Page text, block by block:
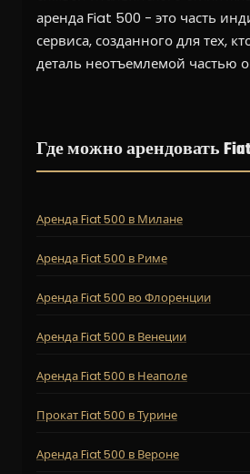
аренда Fiat 500 - это часть
сервиса, созданного для тех,
деталь неотъемлемой частью
Где можно арендовать
Аренда Fiat 500 в Милане
Аренда Fiat 500 в Риме
Аренда Fiat 500 во Флоренции
Аренда Fiat 500 в Венеции
Аренда Fiat 500 в Неаполе
Прокат Fiat 500 в Турине
Аренда Fiat 500 в Вероне